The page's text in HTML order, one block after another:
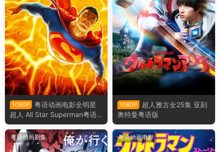
1080P
粤语动画电影全明星
超人 All Star Superman粤语
版
1080P
超人雅古全25集 亚刻
奥特曼粤语版
粤语动画剧集 粤语动画电影